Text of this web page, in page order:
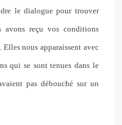
le dialogue pour trouver
avons reçu vos conditions
nous apparaissent avec
qui se sont tenues dans le
pas débouché sur un